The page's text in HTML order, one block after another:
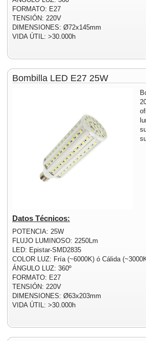
FORMATO: E27
TENSIÓN: 220V
DIMENSIONES: Ø72x145mm
VIDA ÚTIL: >30.000h
Bombilla LED E27 25W
Datos Técnicos:
POTENCIA: 25W
FLUJO LUMINOSO: 2250Lm
LED: Epistar-SMD2835
COLOR LUZ: Fría (~6000K) ó Cálida
ÁNGULO LUZ: 360º
FORMATO: E27
TENSIÓN: 220V
DIMENSIONES: Ø63x203mm
VIDA ÚTIL: >30.000h